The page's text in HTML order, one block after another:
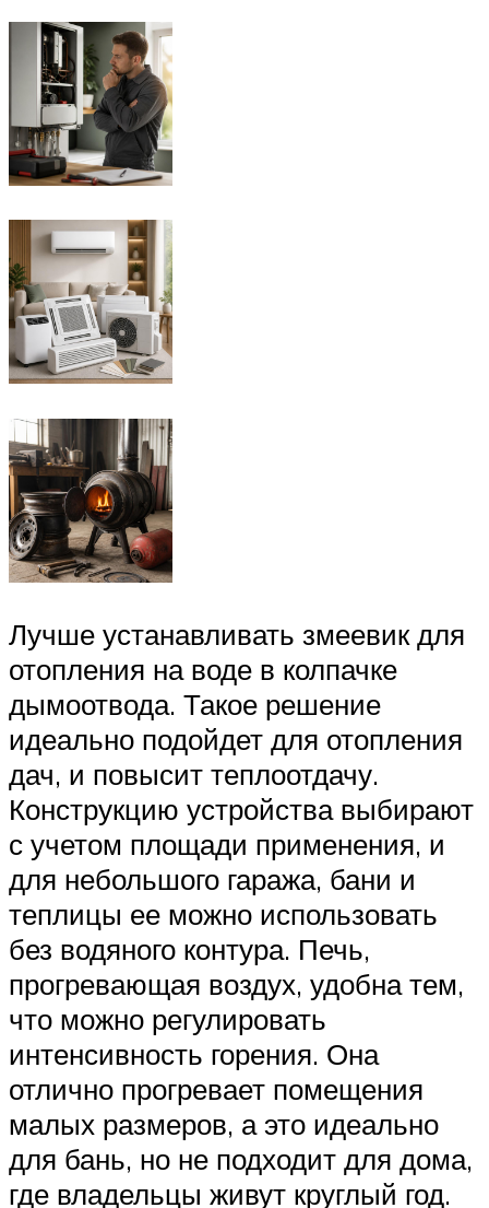
Лучше устанавливать змеевик для
отопления на воде в колпачке
дымоотвода. Такое решение
идеально подойдет для отопления
дач, и повысит теплоотдачу.
Конструкцию устройства выбирают
с учетом площади применения, и
для небольшого гаража, бани и
теплицы ее можно использовать
без водяного контура. Печь,
прогревающая воздух, удобна тем,
что можно регулировать
интенсивность горения. Она
отлично прогревает помещения
малых размеров, а это идеально
для бань, но не подходит для дома,
где владельцы живут круглый год.